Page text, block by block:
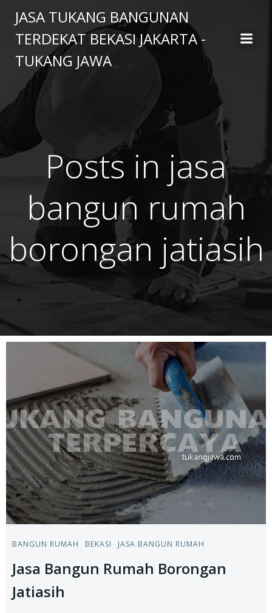
to
content
JASA TUKANG BANGUNAN
TERDEKAT BEKASI JAKARTA -
TUKANG JAWA
Posts in jasa
bangun rumah
borongan jatiasih
BANGUN RUMAH BEKASI JASA BANGUN RUMAH
Jasa Bangun Rumah Borongan
Jatiasih